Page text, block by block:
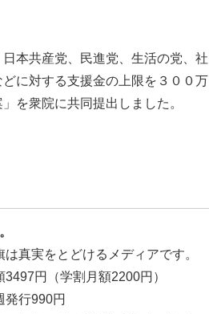
本共産党、民進党、生活の党、社
に対する支援金の上限を３００万
を衆院に共同提出しました。
は真実をとどけるメディアです。
3497円（学割月額2200円）
発行990円